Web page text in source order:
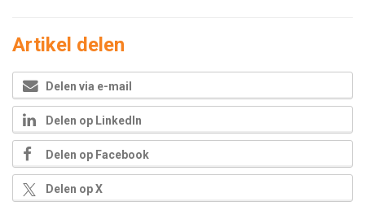
Artikel delen
Delen via e-mail
Delen op LinkedIn
Delen op Facebook
Delen op X